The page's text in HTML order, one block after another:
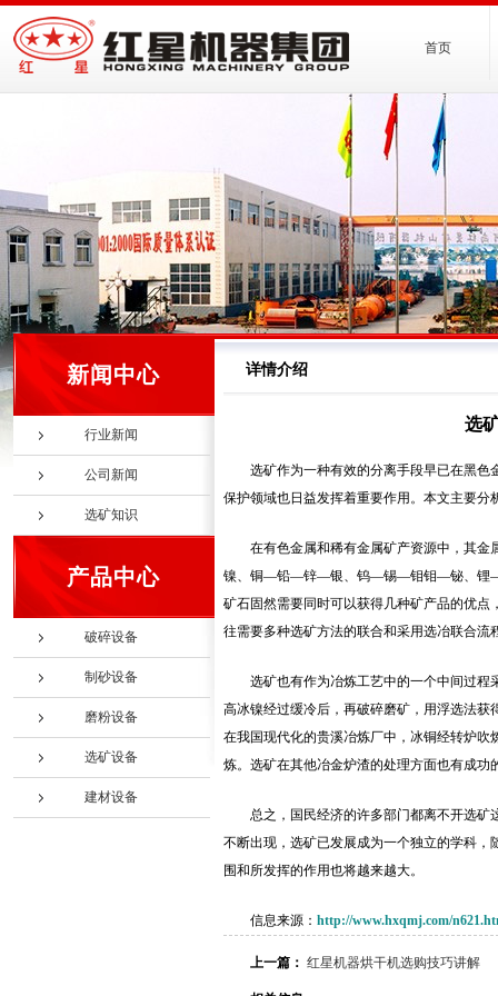
首页
新闻中心
行业新闻
公司新闻
选矿知识
产品中心
破碎设备
制砂设备
磨粉设备
选矿设备
建材设备
详情介绍
选
选矿作为一种有效的分离手段早已在黑
保护领域也日益发挥着重要作用。本文主要
在有色金属和稀有金属矿产资源中，其
镍、铜—铅—锌—银、钨—锡—钼钼—铋、锂—
矿石固然需要同时可以获得几种矿产品的优
往需要多种选矿方法的联合和采用选冶联合
选矿也有作为冶炼工艺中的一个中间过
高冰镍经过缓冷后，再破碎磨矿，用浮选法
在我国现代化的贵溪冶炼厂中，冰铜经转炉
炼。选矿在其他冶金炉渣的处理方面也有成功
总之，国民经济的许多部门都离不开选
不断出现，选矿已发展成为一个独立的学科
围和所发挥的作用也将越来越大。
信息来源： http://www.hxqmj.com/
上一篇： 红星机器烘干机选购技巧讲解